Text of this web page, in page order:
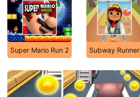
Super Mario Run 2 Subway Runner